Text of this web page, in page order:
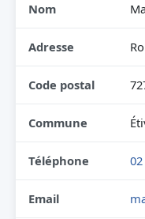
Nom
Adresse
Code postal
Commune
Téléphone
Email